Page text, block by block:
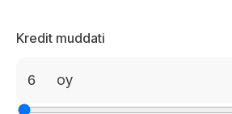
Kredit muddati
oy